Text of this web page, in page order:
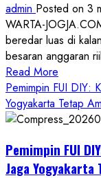
admin Posted on 3
WARTA-
beredar luas di
besaran anggaran
Read More
more
about
KDMP
Rp1,6
Pemimpin FUI DIY:
Yogyakarta Tetap
Pemimpin FUI
Jaga